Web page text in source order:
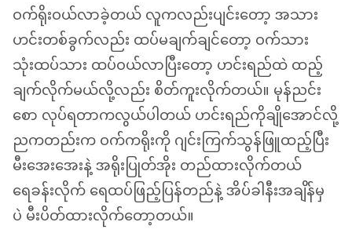
ဝက်ရိုးဝယ်လာခဲ့တယ် လူကလည်းပျင်းတော့ အသား
ဟင်းတစ်ခွက်လည်း ထပ်မချက်ချင်တော့ ဝက်သား
သုံးထပ်သား ထပ်ဝယ်လာပြီးတော့ ဟင်းရည်ထဲ ထည့်
ချက်လိုက်မယ်လို့လည်း စိတ်ကူးလိုက်တယ်။ မုန်ညင်း
စော လုပ်ရတာကလွယ်ပါတယ် ဟင်းရည်ကိုချိုအောင်လို့
ညကတည်းက ဝက်ကရိုးကို ဂျင်းကြက်သွန်ဖြူထည့်ပြီး
မီးအေးအေးနဲ့ အရိုးပြုတ်အိုး တည်ထားလိုက်တယ်
ရေခန်းလိုက် ရေထပ်ဖြည့်ပြန်တည်နဲ့ အိပ်ခါနီးအချိန်မှ
ပဲ မီးပိတ်ထားလိုက်တော့တယ်။